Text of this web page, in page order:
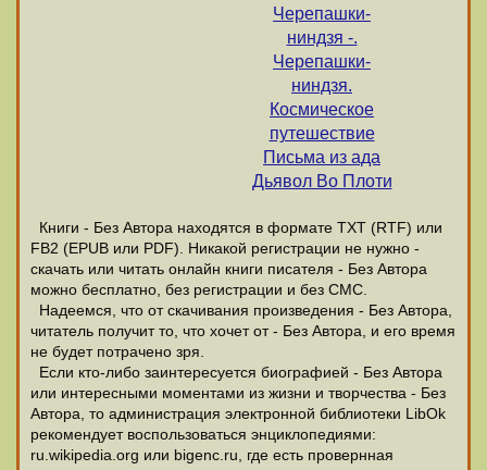
Черепашки-
ниндзя -.
Черепашки-
ниндзя.
Космическое
путешествие
Письма из ада
Дьявол Во Плоти
Книги - Без Автора находятся в формате ТХТ (RTF) или
FB2 (EPUB или PDF). Никакой регистрации не нужно -
скачать или читать онлайн книги писателя - Без Автора
можно бесплатно, без регистрации и без СМС.
Надеемся, что от скачивания произведения - Без Автора,
читатель получит то, что хочет от - Без Автора, и его время
не будет потрачено зря.
Если кто-либо заинтересуется биографией - Без Автора
или интересными моментами из жизни и творчества - Без
Автора, то администрация электронной библиотеки LibOk
рекомендует воспользоваться энциклопедиями:
ru.wikipedia.org или bigenc.ru, где есть провернная